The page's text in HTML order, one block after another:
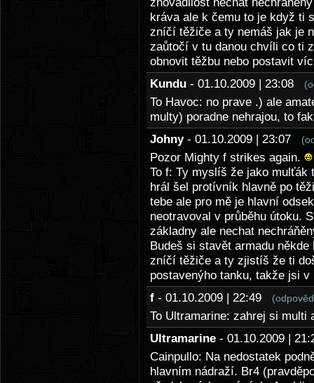
kráva ale k čemu to je když ti
zníčí těžiče a ty nemáš jak je
zaůtočí v tu danou chvíli co ti
obnovit těžbu nebo postavit
Kundu - 01.10.2009 | 23:08
To Havoc: no prave .) ale
multy) poradne nehrajou, to
Johny - 01.10.2009 | 23:07
Pozor Mighty f strikes again.
To f: Ty myslíš že jako mulťák
hrál šel protívník hlavně po
tebe ale pro mě je hlavní
neotravoval v průběhu útoku.
základny ale nechat
Budeš si stavět armadu
zníčí těžiče a ty zjistíš že ti
postavenýho tanku, takže jsi v
f - 01.10.2009 | 22:49
To Ultramarine: zahrej si multi
Ultramarine - 01.10.2009 |
Cainpullo: Na nedostatek
hlavním nádraží. Br4